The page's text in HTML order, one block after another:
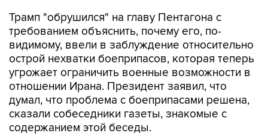
Трамп "обрушился" на главу Пентагона с
требованием объяснить, почему его, по-
видимому, ввели в заблуждение относительно
острой нехватки боеприпасов, которая теперь
угрожает ограничить военные возможности в
отношении Ирана. Президент заявил, что
думал, что проблема с боеприпасами решена,
сказали собеседники газеты, знакомые с
содержанием этой беседы.